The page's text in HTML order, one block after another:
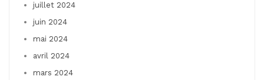
juillet 2024
juin 2024
mai 2024
avril 2024
mars 2024